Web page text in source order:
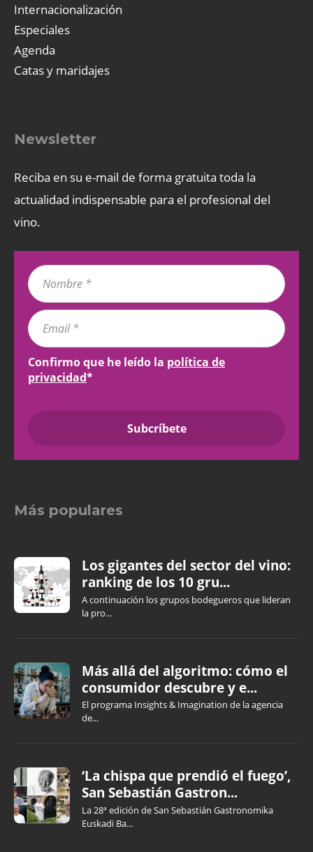
Internacionalización
Especiales
Agenda
Catas y maridajes
Newsletter
Reciba en su e-mail de forma gratuita toda la
actualidad indispensable para el profesional del
vino.
Confirmo que he leído la política de
privacidad*
Más populares
Los gigantes del sector del vino:
ranking de los 10 gru...
A continuación los grupos bodegueros que lideran
la pro...
Más allá del algoritmo: cómo el
consumidor descubre y e...
El programa Insights & Imagination de la agencia
de...
‘La chispa que prendió el fuego’,
San Sebastián Gastron...
La 28ª edición de San Sebastián Gastronomika
Euskadi Ba...